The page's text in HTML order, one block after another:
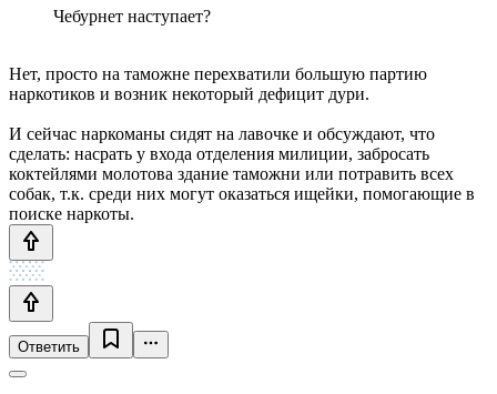
Чебурнет наступает?
Нет, просто на таможне перехватили большую партию
наркотиков и возник некоторый дефицит дури.
И сейчас наркоманы сидят на лавочке и обсуждают, что
сделать: насрать у входа отделения милиции, забросать
коктейлями молотова здание таможни или потравить всех
собак, т.к. среди них могут оказаться ищейки, помогающие в
поиске наркоты.
Ответить